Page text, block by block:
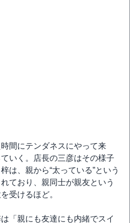
間にテンダネスにやって来
いく。店長の三彦はその様子
は、親から“太っている”という
ており、親同士が親友という
受けるほど。
「親にも友達にも内緒でスイ